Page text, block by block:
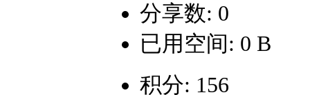
分享数: 0
已用空间: 0 B
积分: 156